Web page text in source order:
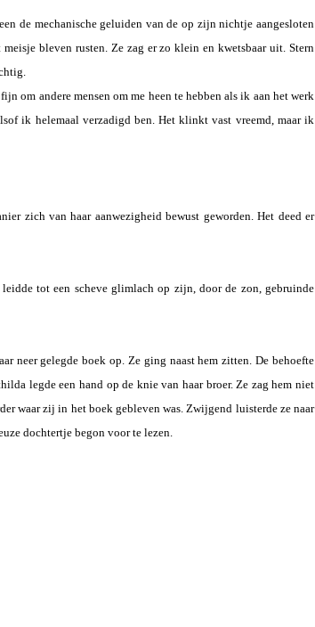
de mechanische geluiden van de op zijn nichtje aangesloten
bleven rusten. Ze zag er zo klein en kwetsbaar uit. Stern
om andere mensen om me heen te hebben als ik aan het werk
ik helemaal verzadigd ben. Het klinkt vast vreemd, maar ik
zich van haar aanwezigheid bewust geworden. Het deed er
tot een scheve glimlach op zijn, door de zon, gebruinde
neer gelegde boek op. Ze ging naast hem zitten. De behoefte
legde een hand op de knie van haar broer. Ze zag hem niet
waar zij in het boek gebleven was. Zwijgend luisterde ze naar
dochtertje begon voor te lezen.